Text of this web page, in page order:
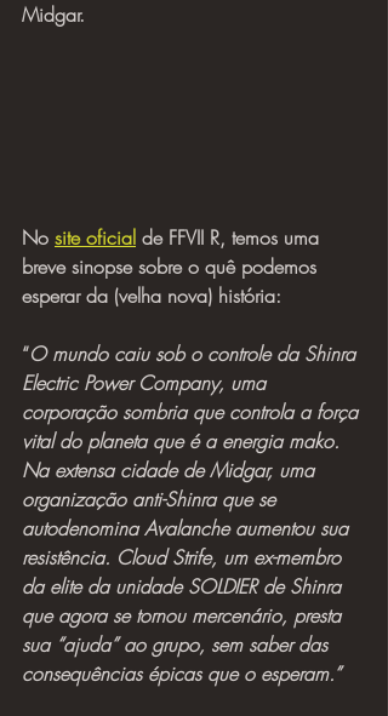
Midgar.
No site oficial de FFVII R, temos uma
breve sinopse sobre o quê podemos
esperar da (velha nova) história:
“O mundo caiu sob o controle da Shinra
Electric Power Company, uma
corporação sombria que controla a força
vital do planeta que é a energia mako.
Na extensa cidade de Midgar, uma
organização anti-Shinra que se
autodenomina Avalanche aumentou sua
resistência. Cloud Strife, um ex-membro
da elite da unidade SOLDIER de Shinra
que agora se tornou mercenário, presta
sua “ajuda” ao grupo, sem saber das
consequências épicas que o esperam.”